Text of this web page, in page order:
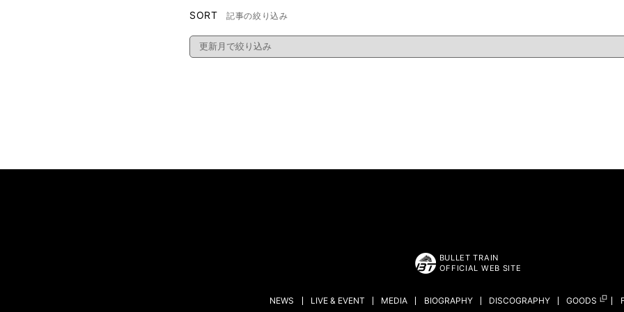
SORT 記事の絞り込み
BULLET TRAIN
OFFICIAL WEB SITE
NEWS LIVE & EVENT MEDIA BIOGRAPHY DISCOGRAPHY GOODS